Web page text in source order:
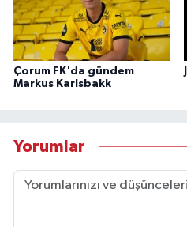
Çorum FK'da gündem
Markus Karlsbakk
Yorumlar